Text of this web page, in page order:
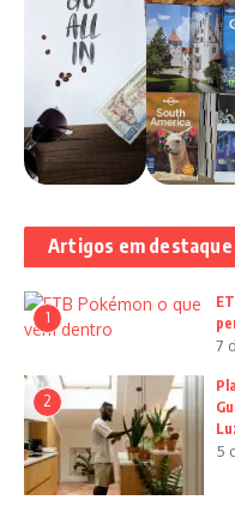
Artigos em destaque
1
7
2
5